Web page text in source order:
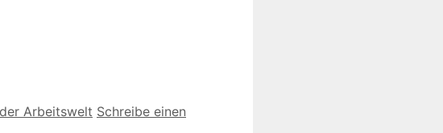
Arbeitswelt Schreibe einen